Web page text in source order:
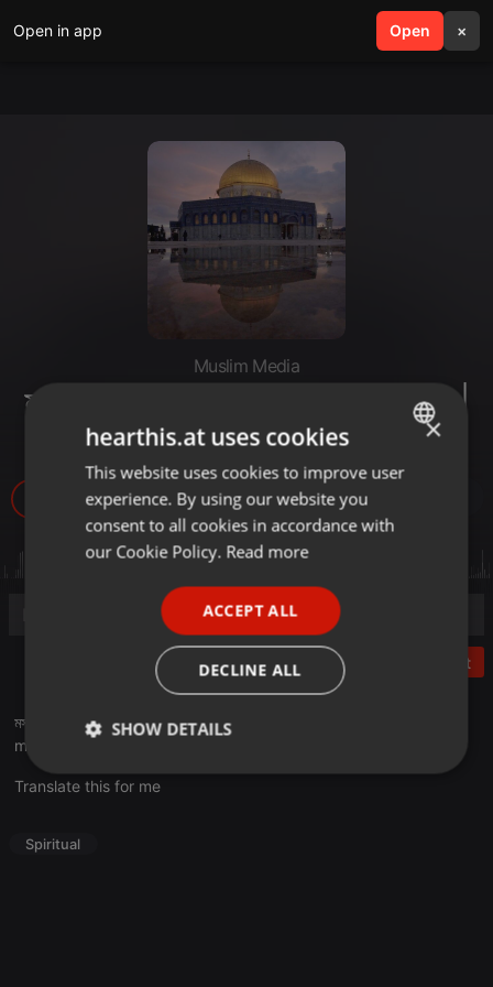
Open in app Open ×
search menu
Muslim Media
মসজিদ আল আক্বসা সম্পর্কিত আট অজানা তথ্য |
www.muslimmedia.info
190
Post
মসজিদ আল আক্বসা সম্পর্কিত আট অজানা তথ্য - মুসলিম মিডিয়া ডেস্ক:
muslimmedia.info/2020/01/22/8-...-masjid-al-aqsa
Translate this for me
Spiritual
ENGLISH
GERMAN
×
hearthis.at uses cookies
This website uses cookies to improve user
experience. By using our website you
consent to all cookies in accordance with
our Cookie Policy. Read more
ACCEPT ALL
DECLINE ALL
SHOW DETAILS
Strictly
necessary
Targeting Functionality